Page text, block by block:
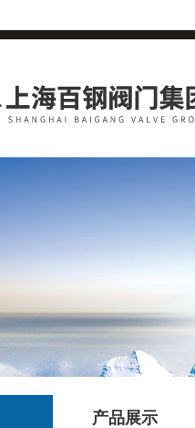
产品展示